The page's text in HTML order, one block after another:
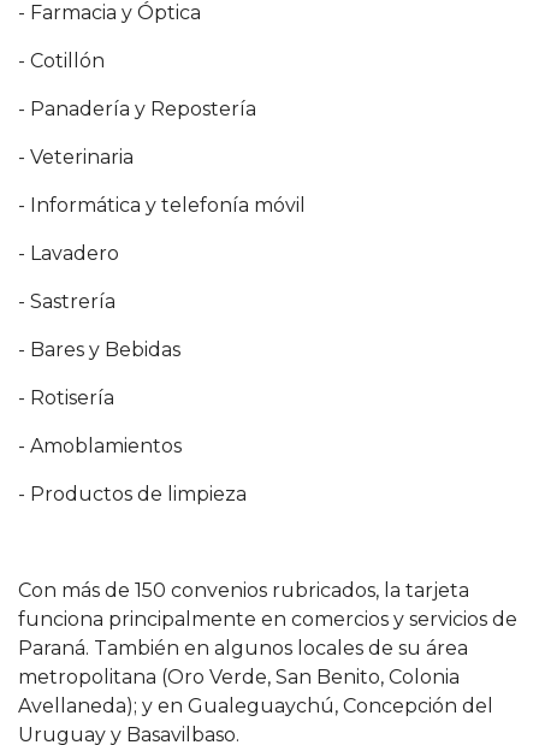
- Farmacia y Óptica
- Cotillón
- Panadería y Repostería
- Veterinaria
- Informática y telefonía móvil
- Lavadero
- Sastrería
- Bares y Bebidas
- Rotisería
- Amoblamientos
- Productos de limpieza
Con más de 150 convenios rubricados, la tarjeta
funciona principalmente en comercios y servicios de
Paraná. También en algunos locales de su área
metropolitana (Oro Verde, San Benito, Colonia
Avellaneda); y en Gualeguaychú, Concepción del
Uruguay y Basavilbaso.